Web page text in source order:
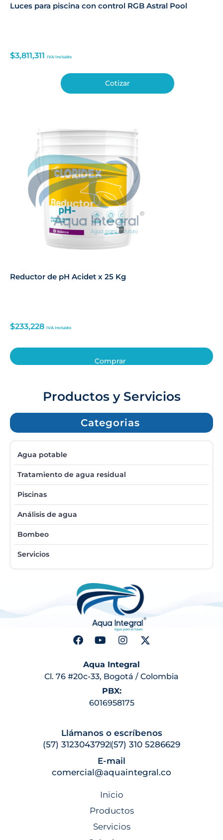
Luces para piscina con control RGB Astral Pool
$3,811,311 IVA Incluido
Cotizar
Reductor de pH Acidet x 25 Kg
$233,228 IVA Incluido
Comprar
Productos y Servicios
Categorias
Agua potable
Tratamiento de agua residual
Piscinas
Análisis de agua
Bombeo
Servicios
Aqua Integral
Cl. 76 #20c-33, Bogotá / Colombia
PBX:
6016958175
Llámanos o escríbenos
(57) 3123043792(57) 310 5286629
E-mail
comercial@aquaintegral.co
Inicio
Productos
Servicios